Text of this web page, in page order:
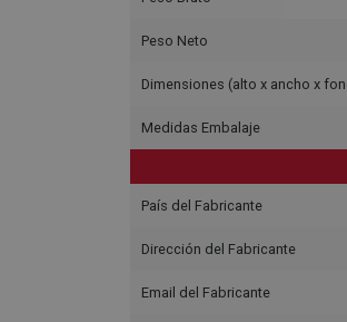
Peso Neto
Dimensiones (alto x ancho x
Medidas Embalaje
País del Fabricante
Dirección del Fabricante
Email del Fabricante